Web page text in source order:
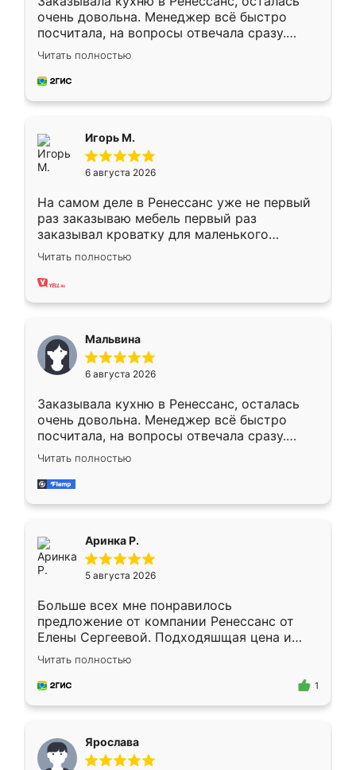
очень довольна. Менеджер всё быстро
посчитала, на вопросы отвечала сразу.
Замерщик приехал в субботу, подошёл к
делу со всей ответственностью. Собрали
за день, ребята работали аккуратно, даже
Читать полностью
Игорь М.
6 августа 2026
На самом деле в Ренессанс уже не первый
раз заказываю мебель первый раз
заказывал кроватку для маленького
ребёнка при его рождении ,во второй раз
заказал шкаф-купе. По качеству очень
хорошее сборка достаточно быстрая,
меньше, здесь же он более разнообразный.
Мне нравится ,если что-то потребуется из
мебели буду заказывать только здесь.
Читать полностью
Мальвина
6 августа 2026
Заказывала кухню в Ренессанс, осталась
очень довольна. Менеджер всё быстро
посчитала, на вопросы отвечала сразу.
Замерщик приехал в субботу, подошёл к
делу со всей ответственностью. Собрали
за день, ребята работали аккуратно, даже
Читать полностью
Аринка Р.
5 августа 2026
Больше всех мне понравилось
предложение от компании Ренессанс от
Елены Сергеевой. Подходяшщая цена и
короткие сроки изготовления. Приехавший
для замера сотрудник Владислав
предложил по моему эскизу самый
Читать полностью
1
Ярослава